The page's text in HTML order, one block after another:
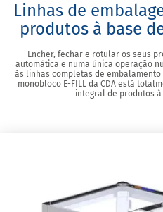
Linhas de
produtos à base
Encher, fechar e rotular os seus
automática e numa única operação
às linhas completas de embalamento
monobloco E-FILL da CDA está
integral de produtos